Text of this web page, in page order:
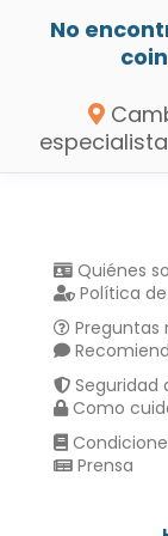
No
Quiénes
Política
Preguntas
Seguridad
Como
Prensa